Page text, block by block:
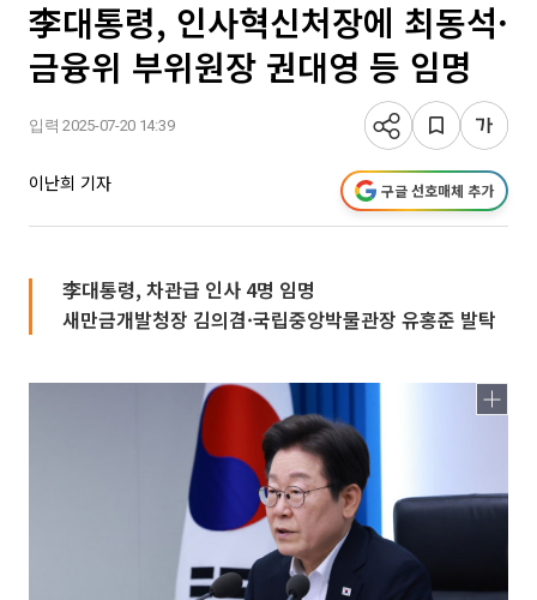
李대통령, 인사혁신처장에 최동석·
금융위 부위원장 권대영 등 임명
입력 2025-07-20 14:39
이난희 기자 구글 선호매체 추가
李대통령, 차관급 인사 4명 임명
새만금개발청장 김의겸·국립중앙박물관장 유홍준 발탁